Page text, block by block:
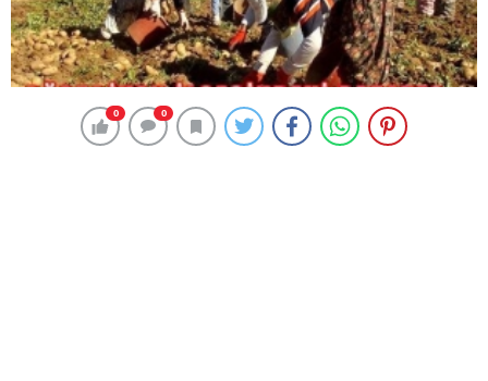
0 0